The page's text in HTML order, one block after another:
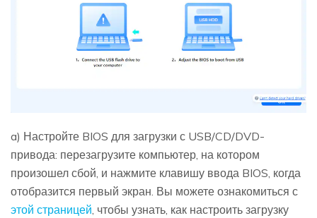
a) Настройте BIOS для загрузки с USB/CD/DVD-
привода: перезагрузите компьютер, на котором
произошел сбой, и нажмите клавишу ввода BIOS, когда
отобразится первый экран. Вы можете ознакомиться с
этой страницей, чтобы узнать, как настроить загрузку